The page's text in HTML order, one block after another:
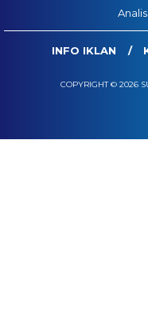
INFO IKLAN
COPYRIGHT © 2026